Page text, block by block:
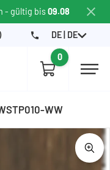
- gültig bis09.08
DE | DE
0
WW